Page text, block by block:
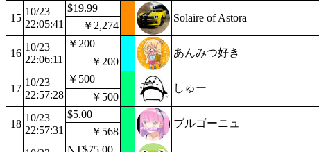
15
10/23
22:05:41
$19.99
Solaire of Astora
￥2,274
16
10/23
22:06:11
￥200
あんみつ好き
￥200
17
10/23
22:57:28
￥500
しゅー
￥500
18
10/23
22:57:31
$5.00
ブルゴーニュ
￥568
NT$75.00